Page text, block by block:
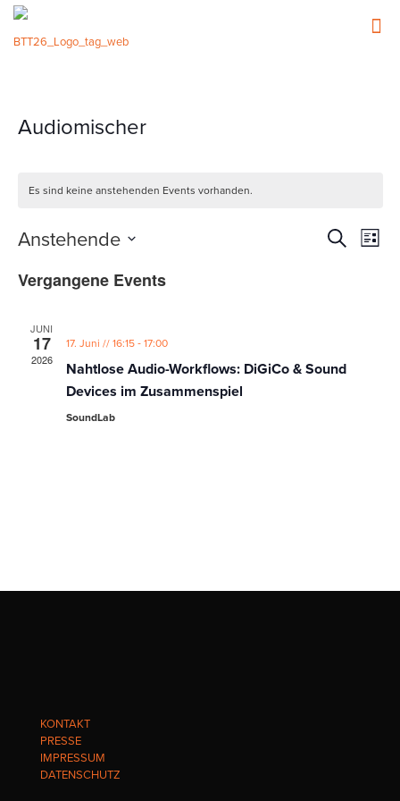
Audiomischer
Es sind keine anstehenden Events vorhanden.
Events
SucheEvent
Liste
Anstehende
wählen.
Vergangene Events
JUNI
17
2026
17. Juni // 16:15-17:00
Nahtlose Audio-Workflows: DiGiCo & Sound
Devices im Zusammenspiel
SoundLab
KONTAKT
PRESSE
IMPRESSUM
DATENSCHUTZ